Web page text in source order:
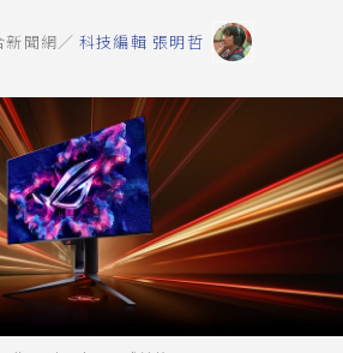
新聞網／ 科技編輯 張明哲